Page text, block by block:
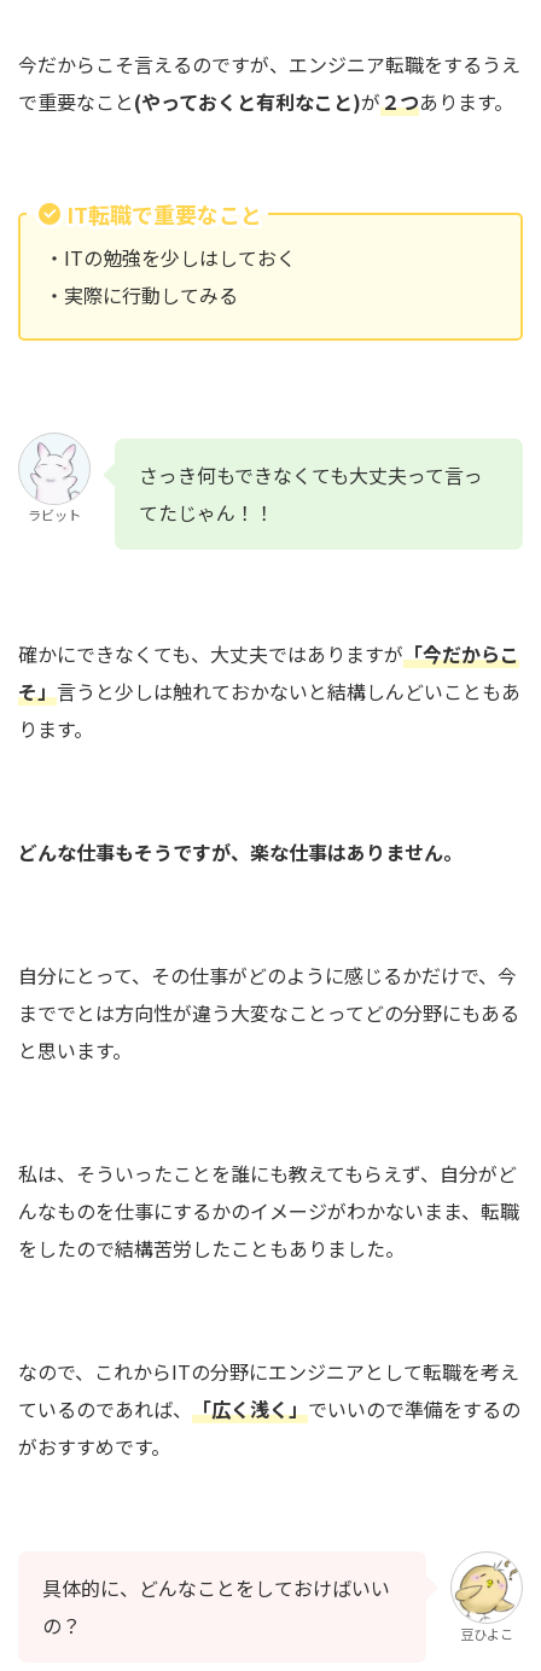
今だからこそ言えるのですが、エンジニア転職をするうえ
で重要なこと(やっておくと有利なこと)が２つあります。
IT転職で重要なこと
・ITの勉強を少しはしておく
・実際に行動してみる
ラビット
さっき何もできなくても大丈夫って言っ
てたじゃん！！
確かにできなくても、大丈夫ではありますが「今だからこ
そ」言うと少しは触れておかないと結構しんどいこともあ
ります。
どんな仕事もそうですが、楽な仕事はありません。
自分にとって、その仕事がどのように感じるかだけで、今
まででとは方向性が違う大変なことってどの分野にもある
と思います。
私は、そういったことを誰にも教えてもらえず、自分がど
んなものを仕事にするかのイメージがわかないまま、転職
をしたので結構苦労したこともありました。
なので、これからITの分野にエンジニアとして転職を考え
ているのであれば、 「広く浅く」でいいので準備をするの
がおすすめです。
具体的に、どんなことをしておけばいい
の？
豆ひよこ